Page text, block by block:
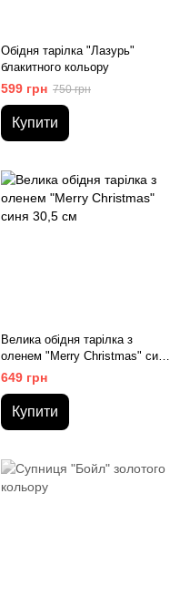
Обідня тарілка "Лазурь"
блакитного кольору
599 грн 750 грн
Купити
Велика обідня тарілка з
оленем "Merry Christmas" синя
30,5 см
649 грн
Купити